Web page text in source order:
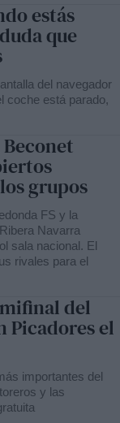
estás
que
del navegador
coche está parado,
grupos
FS y la
Navarra
sala nacional. El
rivales para el
del
Picadores el
importantes del
y las